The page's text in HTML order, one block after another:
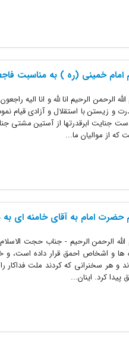
امام خمینى (ره ) به مناسبت
الرحمن الرحیم انا لله و انا الیه
و زیستن با استقلال و آزادى
جنایت ابرقدرتها از آستین مشتى
که از موالیان ما...
حضرت امام به آقاى خامنه‏ اى به
الرحمن الرحیم‏ - جناب حجت
ها و اشخاص احمق قرار داده است، و
و هر سخنرانى که کردند ملت فداکار
پیدا کرد. اینان...